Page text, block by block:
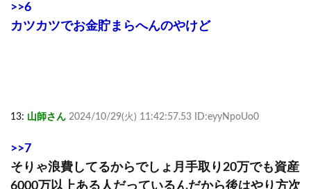
>>6
カツカツでお金貯まらへんのやけど
13: 山師さん 2024/10/29(火) 11:42:57.53 ID:eyyNpoUo0
>>7
そりゃ浪費してるからでしょ月手取り20万でも資産
6000万以上ある人だっているんだから後はやり方次